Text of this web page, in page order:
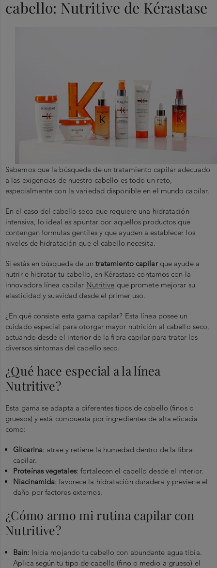
cabello: Nutritive de Kérastase
Sabemos que la búsqueda de un tratamiento capilar adecuado
a las exigencias de nuestro cabello es todo un reto,
especialmente con la variedad disponible en el mundo capilar.
En el caso del cabello seco que requiere una hidratación
intensiva, lo ideal es apuntar por aquellos productos que
contengan formulas gentiles y que ayuden a establecer los
niveles de hidratación que el cabello necesita.
Si estás en búsqueda de un tratamiento capilarque ayude a
nutrir e hidratar tu cabello, en Kérastase contamos con la
innovadora línea capilar Nutritive que promete mejorar su
elasticidad y suavidad desde el primer uso.
¿En qué consiste esta gama capilar? Esta línea posee un
cuidado especial para otorgar mayor nutrición al cabello seco,
actuando desde el interior de la fibra capilar para tratar los
diversos síntomas del cabello seco.
¿Qué hace especial a la línea
Nutritive?
Esta gama se adapta a diferentes tipos de cabello (finos o
gruesos) y está compuesta por ingredientes de alta eficacia
como:
Glicerina: atrae y retiene la humedad dentro de la fibra
capilar.
Proteínas vegetales: fortalecen el cabello desde el interior.
Niacinamida: favorece la hidratación duradera y previene el
daño por factores externos.
¿Cómo armo mi rutina capilar con
Nutritive?
Bain: Inicia mojando tu cabello con abundante agua tibia.
Aplica según tu tipo de cabello (fino o medio a grueso) el